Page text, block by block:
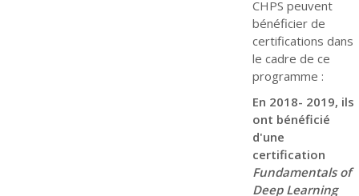
CHPS peuvent
bénéficier de
certifications dans
le cadre de ce
programme :
En 2018- 2019, ils
ont bénéficié
d'une
certification
Fundamentals of
Deep Learning